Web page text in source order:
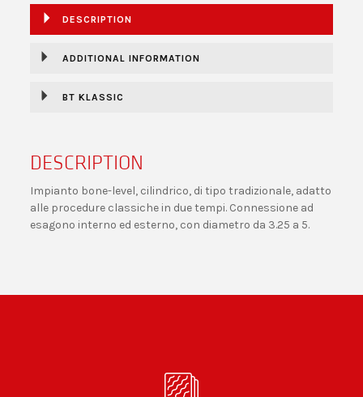
DESCRIPTION
ADDITIONAL INFORMATION
BT KLASSIC
DESCRIPTION
Impianto bone-level, cilindrico, di tipo tradizionale, adatto
alle procedure classiche in due tempi. Connessione ad
esagono interno ed esterno, con diametro da 3.25 a 5.